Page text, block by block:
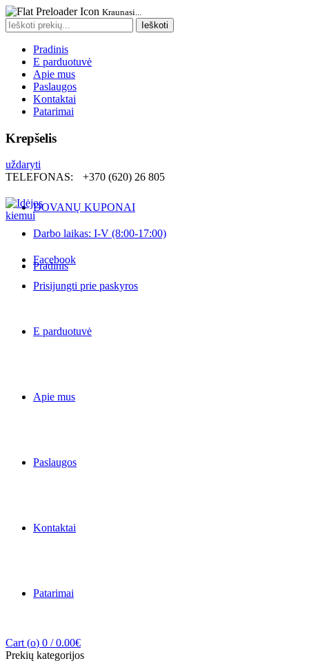
Kraunasi...
Search
for:
Ieškoti
Pradinis
E parduotuvė
Apie mus
Paslaugos
Kontaktai
Patarimai
Krepšelis
uždaryti
TELEFONAS:
+370 (620) 26 805
DOVANŲ KUPONAI
Darbo laikas: I-V (8:00-17:00)
Facebook
Prisijungti prie paskyros
Pradinis
E parduotuvė
Apie mus
Paslaugos
Kontaktai
Patarimai
Cart (o) 0 / 0.00€
Prekių kategorijos